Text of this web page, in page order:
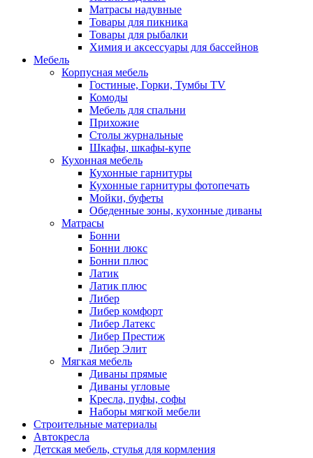
Матрасы надувные
Товары для пикника
Товары для рыбалки
Химия и аксессуары для бассейнов
Мебель
Корпусная мебель
Гостиные, Горки, Тумбы TV
Комоды
Мебель для спальни
Прихожие
Столы журнальные
Шкафы, шкафы-купе
Кухонная мебель
Кухонные гарнитуры
Кухонные гарнитуры фотопечать
Мойки, буфеты
Обеденные зоны, кухонные диваны
Матрасы
Бонни
Бонни люкс
Бонни плюс
Латик
Латик плюс
Либер
Либер комфорт
Либер Латекс
Либер Престиж
Либер Элит
Мягкая мебель
Диваны прямые
Диваны угловые
Кресла, пуфы, софы
Наборы мягкой мебели
Строительные материалы
Автокресла
Детская мебель, стулья для кормления